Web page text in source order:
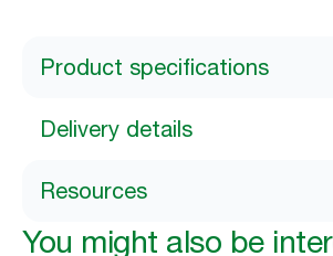
Product specifications
Delivery details
Resources
You might also be